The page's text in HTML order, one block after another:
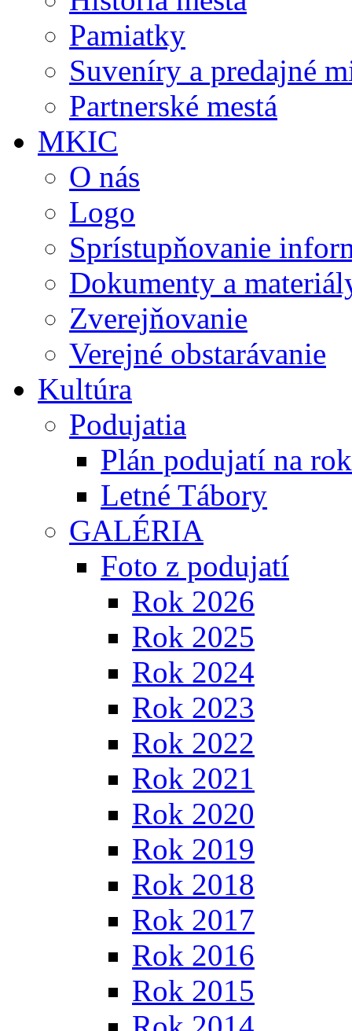
Pamiatky
Suveníry a predajné
Partnerské mestá
MKIC
O nás
Logo
Sprístupňovanie
Dokumenty a
Zverejňovanie
Verejné obstarávanie
Kultúra
Podujatia
Plán podujatí na
Letné Tábory
GALÉRIA
Foto z podujatí
Rok 2026
Rok 2025
Rok 2024
Rok 2023
Rok 2022
Rok 2021
Rok 2020
Rok 2019
Rok 2018
Rok 2017
Rok 2016
Rok 2015